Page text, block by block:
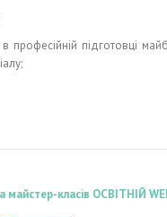
професійній підготовці
майстер-класів ОСВІТНІЙ